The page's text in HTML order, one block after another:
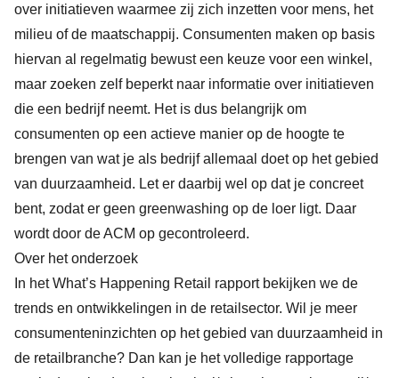
over initiatieven waarmee zij zich inzetten voor mens, het
milieu of de maatschappij. Consumenten maken op basis
hiervan al regelmatig bewust een keuze voor een winkel,
maar zoeken zelf beperkt naar informatie over initiatieven
die een bedrijf neemt. Het is dus belangrijk om
consumenten op een actieve manier op de hoogte te
brengen van wat je als bedrijf allemaal doet op het gebied
van duurzaamheid. Let er daarbij wel op dat je concreet
bent, zodat er geen greenwashing op de loer ligt. Daar
wordtdoor de ACM op gecontroleerd.
Over het onderzoek
In het What’s Happening Retail rapport bekijken we de
trends en ontwikkelingen in de retailsector. Wil je meer
consumenteninzichten op het gebied van duurzaamheid in
de retailbranche? Dan kan je het volledige rapportage